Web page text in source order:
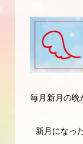
毎月新月の晩
新月になっ